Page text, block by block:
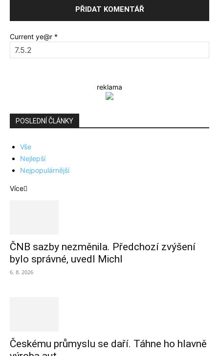
Current ye@r *
reklama
POSLEDNÍ ČLÁNKY
Vše
Nejlepší
Nejpopulárnější
Více
ČNB sazby nezměnila. Předchozí zvýšení
bylo správné, uvedl Michl
6. 8. 2026
Českému průmyslu se daří. Táhne ho hlavně